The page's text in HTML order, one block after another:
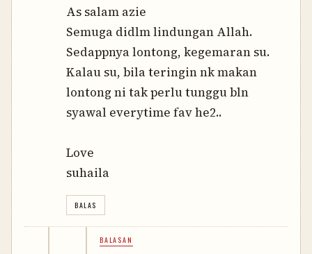
As salam azie
Semuga didlm lindungan Allah.
Sedappnya lontong, kegemaran su.
Kalau su, bila teringin nk makan
lontong ni tak perlu tunggu bln
syawal everytime fav he2..
Love
suhaila
BALAS
BALASAN